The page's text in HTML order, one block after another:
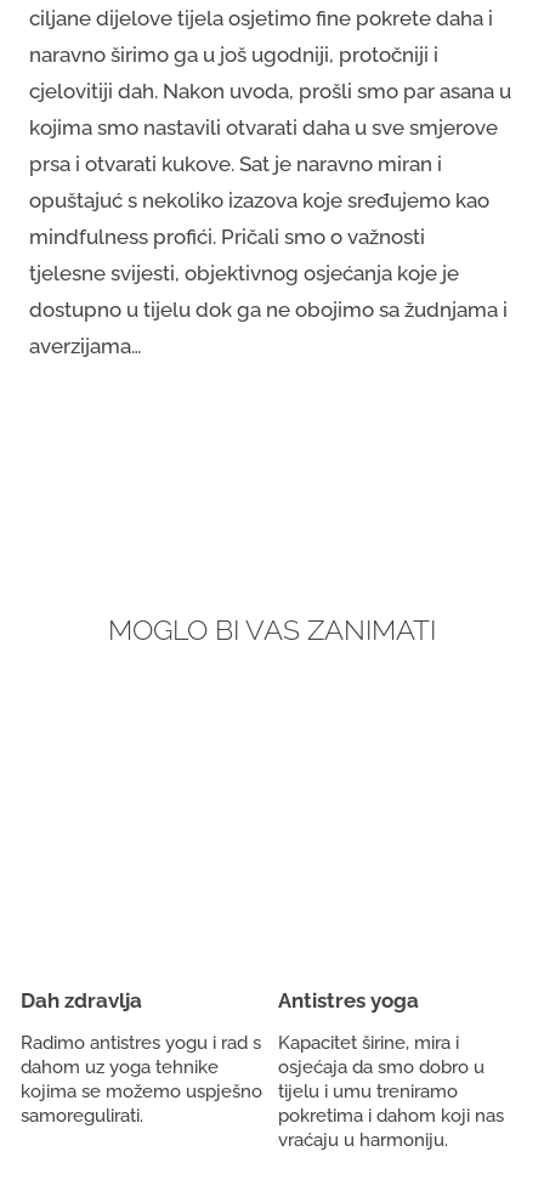
ciljane dijelove tijela osjetimo fine pokrete daha i
naravno širimo ga u još ugodniji, protočniji i
cjelovitiji dah. Nakon uvoda, prošli smo par asana u
kojima smo nastavili otvarati daha u sve smjerove
prsa i otvarati kukove. Sat je naravno miran i
opuštajuć s nekoliko izazova koje sređujemo kao
mindfulness profići. Pričali smo o važnosti
tjelesne svijesti, objektivnog osjećanja koje je
dostupno u tijelu dok ga ne obojimo sa žudnjama i
averzijama…
MOGLO BI VAS ZANIMATI
Dah zdravlja
Radimo antistres yogu i rad s
dahom uz yoga tehnike
kojima se možemo uspješno
samoregulirati.
Antistres yoga
Kapacitet širine, mira i
osjećaja da smo dobro u
tijelu i umu treniramo
pokretima i dahom koji nas
vraćaju u harmoniju.